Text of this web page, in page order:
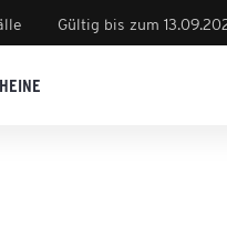
Gültig bis zum